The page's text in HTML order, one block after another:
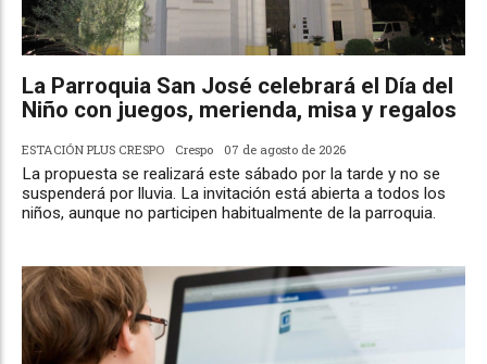
La Parroquia San José celebrará el Día del
Niño con juegos, merienda, misa y regalos
ESTACIÓN PLUS CRESPO Crespo 07 de agosto de 2026
La propuesta se realizará este sábado por la tarde y no se
suspenderá por lluvia. La invitación está abierta a todos los
niños, aunque no participen habitualmente de la parroquia.